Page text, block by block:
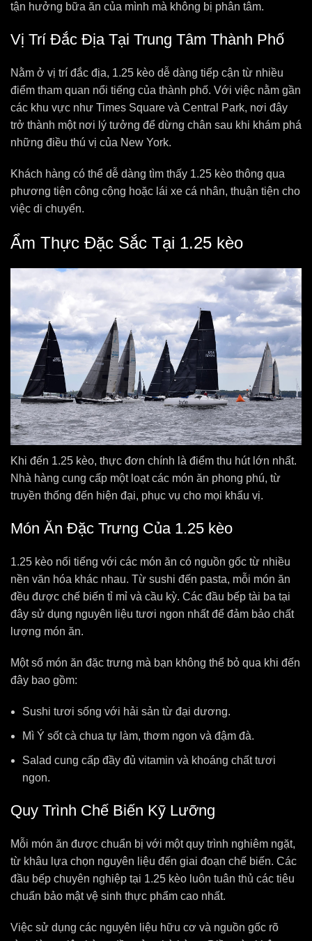
tận hưởng bữa ăn của mình mà không bị phân tâm.
Vị Trí Đắc Địa Tại Trung Tâm Thành Phố
Nằm ở vị trí đắc địa, 1.25 kèo dễ dàng tiếp cận từ nhiều
điểm tham quan nổi tiếng của thành phố. Với việc nằm gần
các khu vực như Times Square và Central Park, nơi đây
trở thành một nơi lý tưởng để dừng chân sau khi khám phá
những điều thú vị của New York.
Khách hàng có thể dễ dàng tìm thấy 1.25 kèo thông qua
phương tiện công cộng hoặc lái xe cá nhân, thuận tiện cho
việc di chuyển.
Ẩm Thực Đặc Sắc Tại 1.25 kèo
Khi đến 1.25 kèo, thực đơn chính là điểm thu hút lớn nhất.
Nhà hàng cung cấp một loạt các món ăn phong phú, từ
truyền thống đến hiện đại, phục vụ cho mọi khẩu vị.
Món Ăn Đặc Trưng Của 1.25 kèo
1.25 kèo nổi tiếng với các món ăn có nguồn gốc từ nhiều
nền văn hóa khác nhau. Từ sushi đến pasta, mỗi món ăn
đều được chế biến tỉ mỉ và cầu kỳ. Các đầu bếp tài ba tại
đây sử dụng nguyên liệu tươi ngon nhất để đảm bảo chất
lượng món ăn.
Một số món ăn đặc trưng mà bạn không thể bỏ qua khi đến
đây bao gồm:
Sushi tươi sống với hải sản từ đại dương.
Mì Ý sốt cà chua tự làm, thơm ngon và đậm đà.
Salad cung cấp đầy đủ vitamin và khoáng chất tươi
ngon.
Quy Trình Chế Biến Kỹ Lưỡng
Mỗi món ăn được chuẩn bị với một quy trình nghiêm ngặt,
từ khâu lựa chọn nguyên liệu đến giai đoạn chế biến. Các
đầu bếp chuyên nghiệp tại 1.25 kèo luôn tuân thủ các tiêu
chuẩn bảo mật vệ sinh thực phẩm cao nhất.
Việc sử dụng các nguyên liệu hữu cơ và nguồn gốc rõ